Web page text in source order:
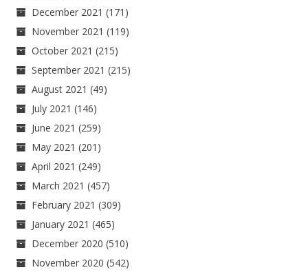
December 2021 (171)
November 2021 (119)
October 2021 (215)
September 2021 (215)
August 2021 (49)
July 2021 (146)
June 2021 (259)
May 2021 (201)
April 2021 (249)
March 2021 (457)
February 2021 (309)
January 2021 (465)
December 2020 (510)
November 2020 (542)